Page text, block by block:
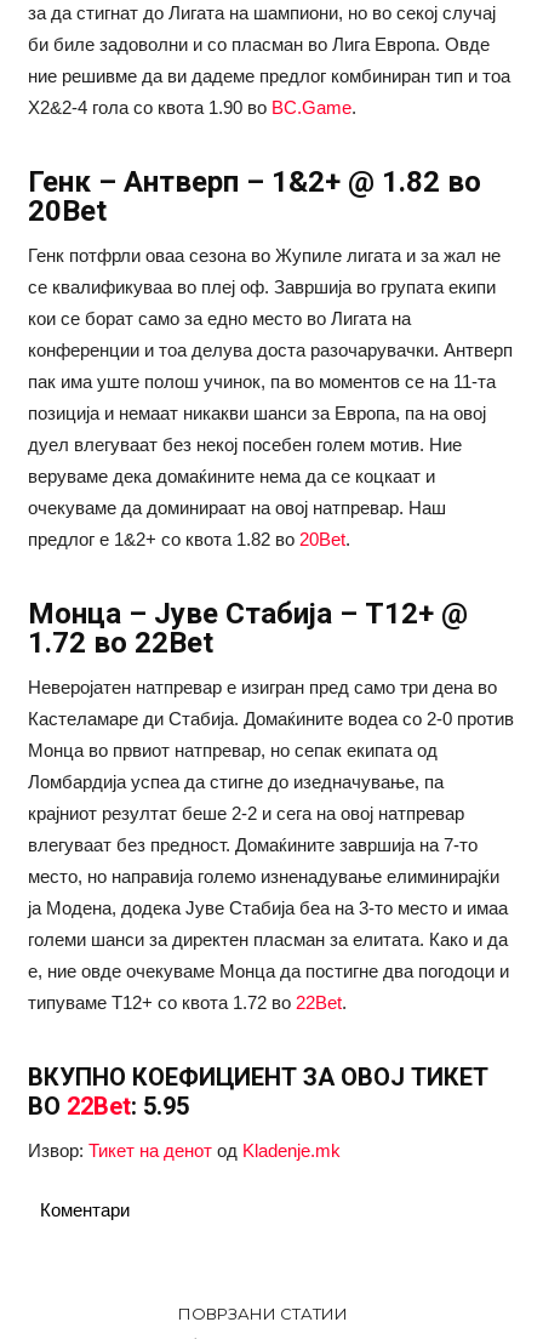
за да стигнат до Лигата на шампиони, но во секој случај
би биле задоволни и со пласман во Лига Европа. Овде
ние решивме да ви дадеме предлог комбиниран тип и тоа
Х2&2-4 гола со квота 1.90 во BC.Game.
Генк – Антверп – 1&2+ @ 1.82 во
20Bet
Генк потфрли оваа сезона во Жупиле лигата и за жал не
се квалификуваа во плеј оф. Завршија во групата екипи
кои се борат само за едно место во Лигата на
конференции и тоа делува доста разочарувачки. Антверп
пак има уште полош учинок, па во моментов се на 11-та
позиција и немаат никакви шанси за Европа, па на овој
дуел влегуваат без некој посебен голем мотив. Ние
веруваме дека домаќините нема да се коцкаат и
очекуваме да доминираат на овој натпревар. Наш
предлог е 1&2+ со квота 1.82 во 20Bet.
Монца – Јуве Стабија – Т12+ @
1.72 во 22Bet
Неверојатен натпревар е изигран пред само три дена во
Кастеламаре ди Стабија. Домаќините водеа со 2-0 против
Монца во првиот натпревар, но сепак екипата од
Ломбардија успеа да стигне до изедначување, па
крајниот резултат беше 2-2 и сега на овој натпревар
влегуваат без предност. Домаќините завршија на 7-то
место, но направија големо изненадување елиминирајќи
ја Модена, додека Јуве Стабија беа на 3-то место и имаа
големи шанси за директен пласман за елитата. Како и да
е, ние овде очекуваме Монца да постигне два погодоци и
типуваме Т12+ со квота 1.72 во 22Bet.
ВКУПНО КОЕФИЦИЕНТ ЗА ОВОЈ ТИКЕТ
ВО 22Bet: 5.95
Извор: Тикет на денотод Kladenje.mk
Коментари
ПОВРЗАНИ СТАТИИ